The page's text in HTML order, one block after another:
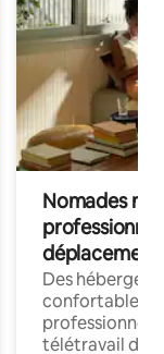
Nomades
déplacement
Des
confortables
professionnels
télétravail